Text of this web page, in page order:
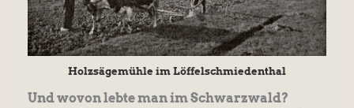
Holzsägemühle im Löffelschmiedenthal
Und wovon lebte man im Schwarzwald?